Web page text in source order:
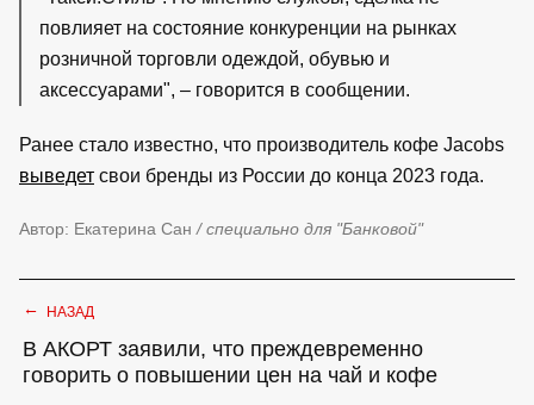
повлияет на состояние конкуренции на рынках
розничной торговли одеждой, обувью и
аксессуарами", – говорится в сообщении.
Ранее стало известно, что производитель кофе Jacobs
выведет свои бренды из России до конца 2023 года.
Автор: Екатерина Сан / специально для "Банковой"
← НАЗАД
В АКОРТ заявили, что преждевременно
говорить о повышении цен на чай и кофе